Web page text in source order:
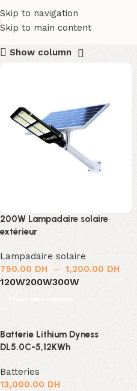
Skip to navigation
Skip to main content
Show column
200W Lampadaire solaire
extérieur
Lampadaire solaire
750.00 DH – 1,200.00 DH
120W200W300W
Choix des options
Batterie Lithium Dyness
DL5.0C-5,12KWh
Batteries
13,000.00 DH